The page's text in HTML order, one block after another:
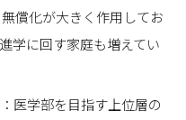
償化が大きく作用してお
学に回す家庭も増えてい
：医学部を目指す上位層の